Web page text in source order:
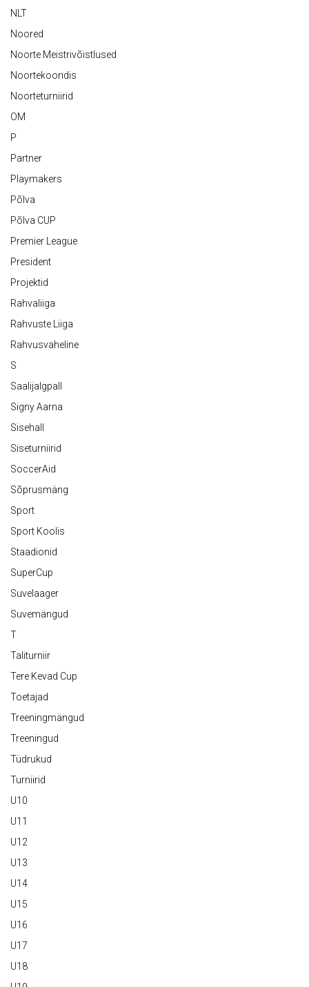
NLT
Noored
Noorte Meistrivõistlused
Noortekoondis
Noorteturniirid
OM
P
Partner
Playmakers
Põlva
Põlva CUP
Premier League
President
Projektid
Rahvaliiga
Rahvuste Liiga
Rahvusvaheline
S
Saalijalgpall
Signy Aarna
Sisehall
Siseturniirid
SoccerAid
Sõprusmäng
Sport
Sport Koolis
Staadionid
SuperCup
Suvelaager
Suvemängud
T
Taliturniir
Tere Kevad Cup
Toetajad
Treeningmängud
Treeningud
Tüdrukud
Turniirid
U10
U11
U12
U13
U14
U15
U16
U17
U18